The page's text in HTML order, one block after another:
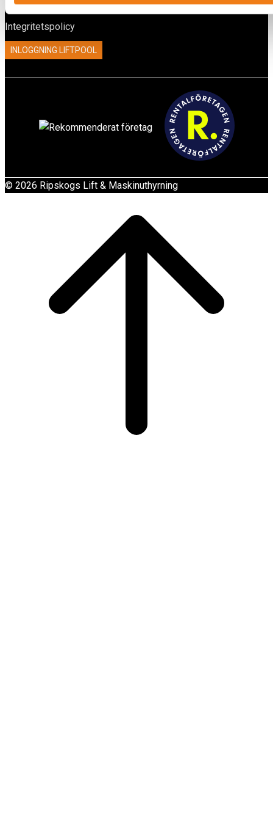
Kontakt
Integritetspolicy
INLOGGNING LIFTPOOL
© 2026 Ripskogs Lift & Maskinuthyrning